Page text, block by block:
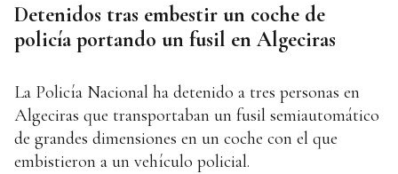
Detenidos tras embestir un coche de
policía portando un fusil en Algeciras
La Policía Nacional ha detenido a tres personas en
Algeciras que transportaban un fusil semiautomático
de grandes dimensiones en un coche con el que
embistieron a un vehículo policial.